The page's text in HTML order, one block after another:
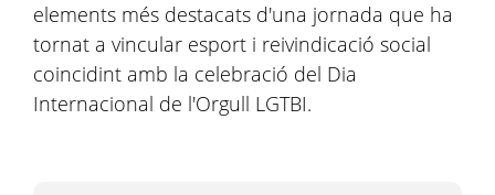
elements més destacats d'una jornada que ha
tornat a vincular esport i reivindicació social
coincidint amb la celebració del Dia
Internacional de l'Orgull LGTBI.